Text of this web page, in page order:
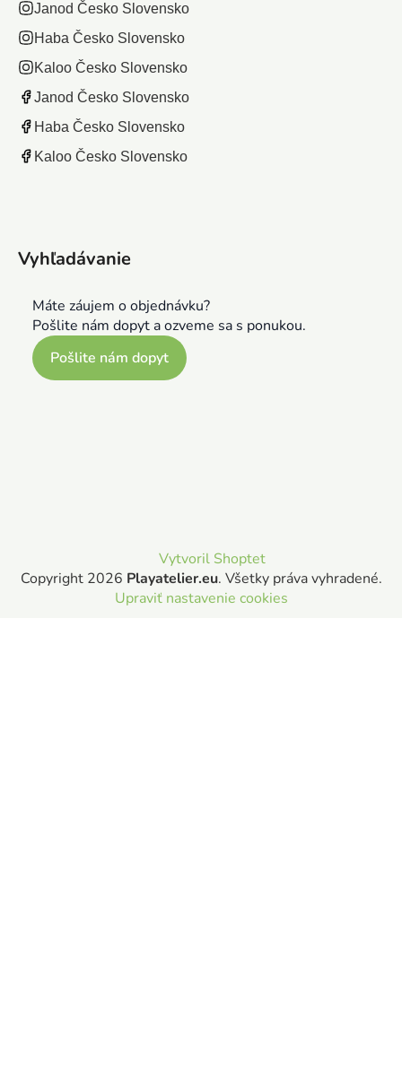
Janod Česko Slovensko
Haba Česko Slovensko
Kaloo Česko Slovensko
Janod Česko Slovensko
Haba Česko Slovensko
Kaloo Česko Slovensko
Vyhľadávanie
Máte záujem o objednávku?
Pošlite nám dopyt a ozveme sa s ponukou.
Pošlite nám dopyt
Vytvoril Shoptet
Copyright 2026 Playatelier.eu. Všetky práva vyhradené.
Upraviť nastavenie cookies